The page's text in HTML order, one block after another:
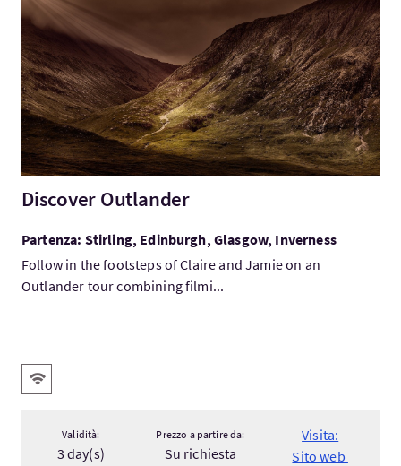
Visita:Discover Outlander
Discover Outlander
Partenza: Stirling, Edinburgh, Glasgow, Inverness
Follow in the footsteps of Claire and Jamie on an
Outlander tour combining filmi...
Servizi
WiFi gratis
Validità:
3 day(s)
Prezzo a partire da:
Su richiesta
Visita:
Sito web